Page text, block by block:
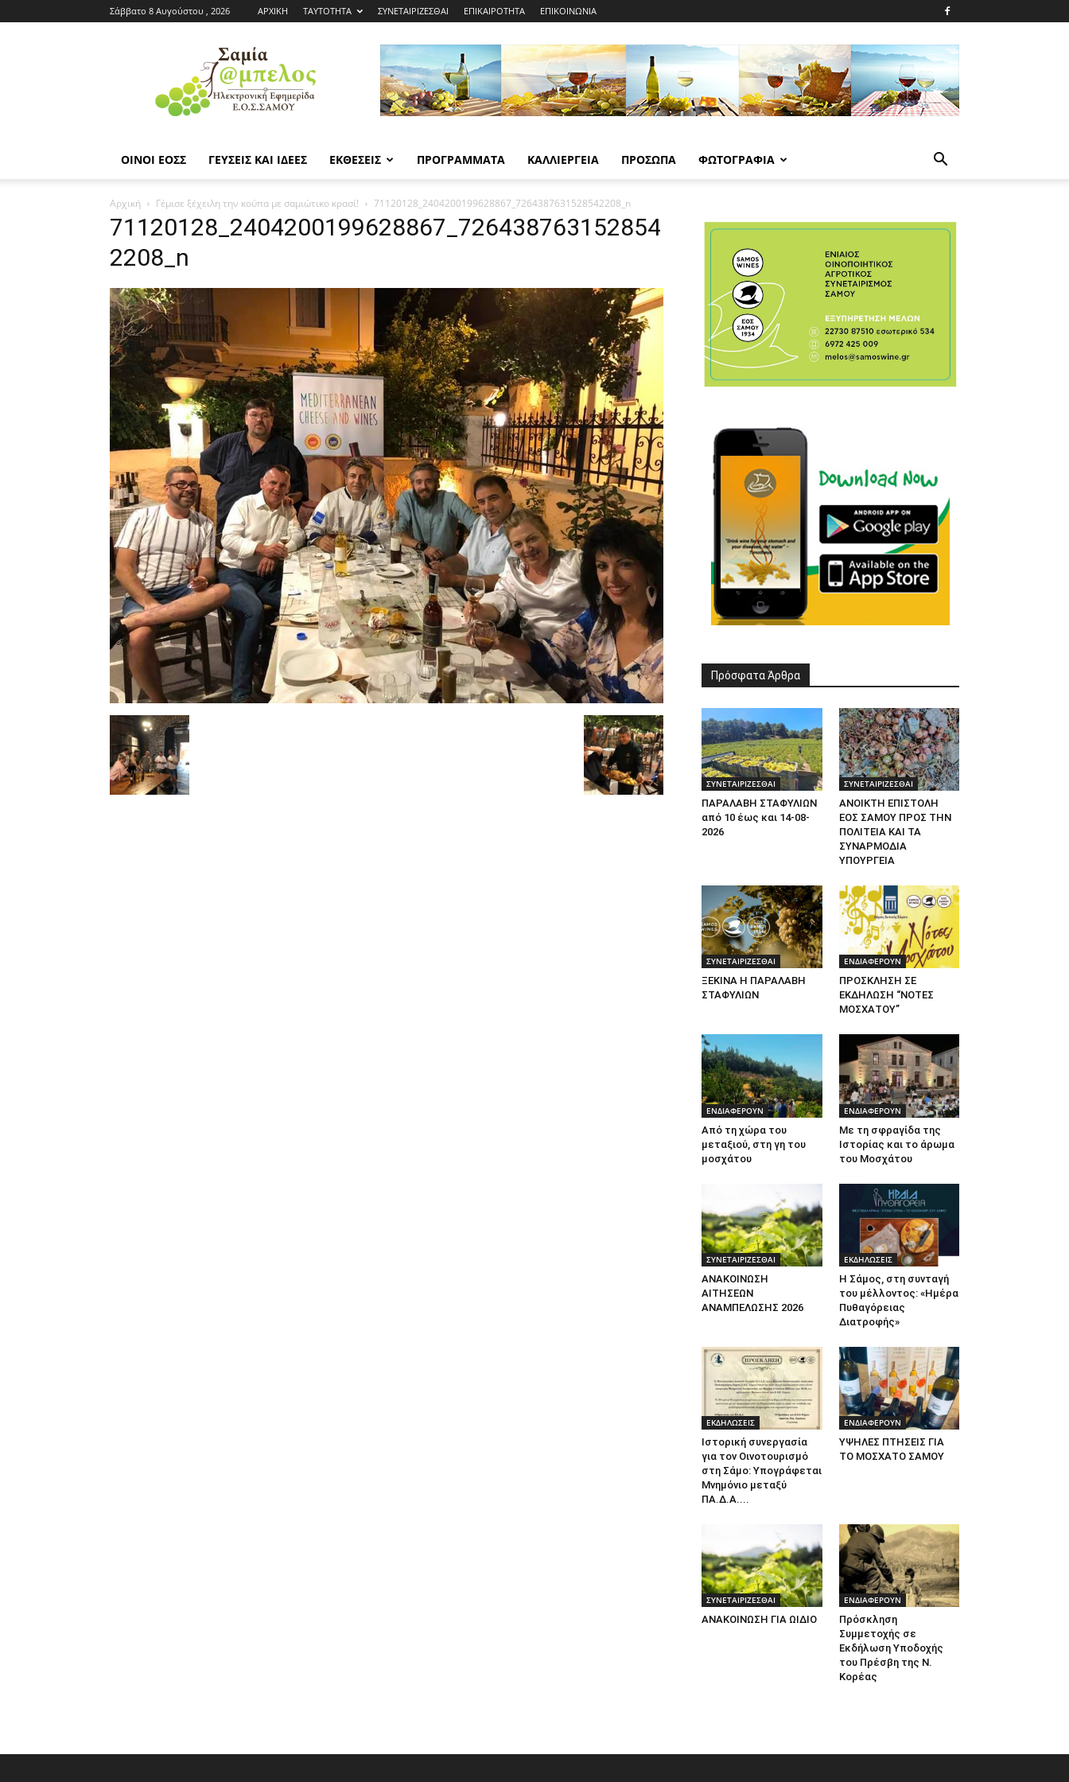
Σάββατο 8 Αυγούστου , 2026 ΑΡΧΙΚΗ ΤΑΥΤΟΤΗΤΑ ΣΥΝΕΤΑΙΡΙΖΕΣΘΑΙ ΕΠΙΚΑΙΡΟΤΗΤΑ ΕΠΙΚΟΙΝΩΝΙΑ
Εφημερίδα
ΕΟΣΣ
|
Σαμία
ΟΙΝΟΙ ΕΟΣΣ ΓΕΥΣΕΙΣ ΚΑΙ ΙΔΕΕΣ ΕΚΘΕΣΕΙΣ ΠΡΟΓΡΑΜΜΑΤΑ ΚΑΛΛΙΕΡΓΕΙΑ ΠΡΟΣΩΠΑ ΦΩΤΟΓΡΑΦΙΑ
Αρχική Γέμισε ξέχειλη την κούπα με σαμιώτικο κρασί! 71120128_2404200199628867_7264387631528542208_n
71120128_2404200199628867_726438763152854
2208_n
Πρόσφατα Άρθρα
ΣΥΝΕΤΑΙΡΙΖΕΣΘΑΙ
ΠΑΡΑΛΑΒΗ ΣΤΑΦΥΛΙΩΝ
από 10 έως και 14-08-
2026
ΣΥΝΕΤΑΙΡΙΖΕΣΘΑΙ
ΑΝΟΙΚΤΗ ΕΠΙΣΤΟΛΗ
ΕΟΣ ΣΑΜΟΥ ΠΡΟΣ ΤΗΝ
ΠΟΛΙΤΕΙΑ ΚΑΙ ΤΑ
ΣΥΝΑΡΜΟΔΙΑ
ΥΠΟΥΡΓΕΙΑ
ΣΥΝΕΤΑΙΡΙΖΕΣΘΑΙ
ΞΕΚΙΝΑ Η ΠΑΡΑΛΑΒΗ
ΣΤΑΦΥΛΙΩΝ
ΕΝΔΙΑΦΕΡΟΥΝ
ΠΡΟΣΚΛΗΣΗ ΣΕ
ΕΚΔΗΛΩΣΗ “ΝΟΤΕΣ
ΜΟΣΧΑΤΟΥ”
ΕΝΔΙΑΦΕΡΟΥΝ
Από τη χώρα του
μεταξιού, στη γη του
μοσχάτου
ΕΝΔΙΑΦΕΡΟΥΝ
Με τη σφραγίδα της
Ιστορίας και το άρωμα
του Μοσχάτου
ΣΥΝΕΤΑΙΡΙΖΕΣΘΑΙ
ΑΝΑΚΟΙΝΩΣΗ
ΑΙΤΗΣΕΩΝ
ΑΝΑΜΠΕΛΩΣΗΣ 2026
ΕΚΔΗΛΩΣΕΙΣ
Η Σάμος, στη συνταγή
του μέλλοντος: «Ημέρα
Πυθαγόρειας
Διατροφής»
ΕΚΔΗΛΩΣΕΙΣ
Ιστορική συνεργασία
για τον Οινοτουρισμό
στη Σάμο: Υπογράφεται
Μνημόνιο μεταξύ
ΠΑ.Δ.Α....
ΕΝΔΙΑΦΕΡΟΥΝ
ΥΨΗΛΕΣ ΠΤΗΣΕΙΣ ΓΙΑ
ΤΟ ΜΟΣΧΑΤΟ ΣΑΜΟΥ
ΣΥΝΕΤΑΙΡΙΖΕΣΘΑΙ
ΑΝΑΚΟΙΝΩΣΗ ΓΙΑ ΩΙΔΙΟ
ΕΝΔΙΑΦΕΡΟΥΝ
Πρόσκληση
Συμμετοχής σε
Εκδήλωση Υποδοχής
του Πρέσβη της Ν.
Κορέας